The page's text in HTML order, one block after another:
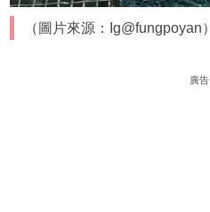
（圖片來源：Ig@fungpoyan）
廣告